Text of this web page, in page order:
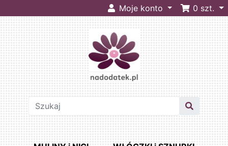
Moje konto 0 szt.